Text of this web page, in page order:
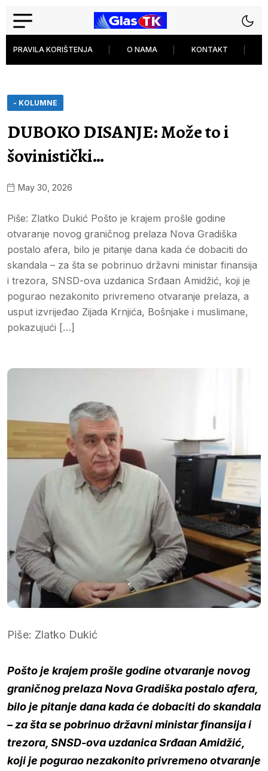
PRAVILA KORIŠTENJA O NAMA KONTAKT
- KOLUMNE
DUBOKO DISANJE: Može to i
šovinistički…
May 30, 2026
Piše: Zlatko Dukić Pošto je krajem prošle godine
otvaranje novog graničnog prelaza Nova Gradiška
postalo afera, bilo je pitanje dana kada će dobaciti do
skandala – za šta se pobrinuo državni ministar finansija
i trezora, SNSD-ova uzdanica Srđaan Amidžić, koji je
pogurao nezakonito privremeno otvaranje prelaza, a
usput izvrijeđao Zijada Krnjića, Bošnjake i muslimane,
pokazujući […]
Piše: Zlatko Dukić
Pošto je krajem prošle godine otvaranje novog
graničnog prelazaNova Gradiška postalo afera,
bilo je pitanje dana kada će dobaciti do skandala
– za šta se pobrinuo državni ministar finansija i
trezora, SNSD-ova uzdanica Srđaan Amidžić,
koji je pogurao nezakonito privremeno otvaranje